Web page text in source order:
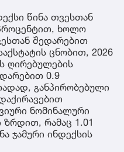
წინა თვესთან
ხოლო
შედარებით
ცნობით, 2026
ღირებულების
0.9
განპირობებული
ნომინალური
ზრდით, რამაც 1.01
ჯამური ინდექსის